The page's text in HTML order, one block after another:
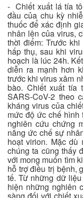
- Chiết xuất lá tía
đầu của chu kỳ
thuốc để xác định
nhân lên của virus,
thời điểm: Trước
hấp thụ, sau khi
hoạch là lúc 24h.
diễn ra mạnh hơn
trước khi virus xâm
bào. Chiết xuất tía
SARS-CoV-2 theo
kháng virus của
mức độ ức chế hình
nghiên cứu chứng
năng ức chế sự
hoạt virion. Mặc
chúng ta cũng thấy
với mong muốn tìm
hỗ trợ điều trị bệnh,
tế. Từ những dữ
hiện những nghiên